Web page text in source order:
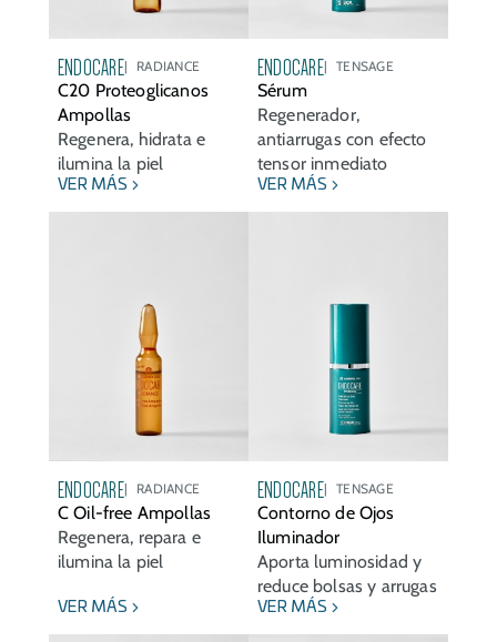
ENDOCARE RADIANCE
C20 Proteoglicanos
Ampollas
Regenera, hidrata e
ilumina la piel
VER MÁS
ENDOCARE TENSAGE
Sérum
Regenerador,
antiarrugas con efecto
tensor inmediato
VER MÁS
ENDOCARE RADIANCE
C Oil-free Ampollas
Regenera, repara e
ilumina la piel
VER MÁS
ENDOCARE TENSAGE
Contorno de Ojos
Iluminador
Aporta luminosidad y
reduce bolsas y arrugas
VER MÁS